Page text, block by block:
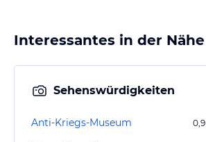
Interessantes in der Nähe
Sehenswürdigkeiten
Anti-Kriegs-Museum 0,9